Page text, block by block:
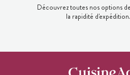
Découvrez toutes nos options
la rapidité d'expédition.